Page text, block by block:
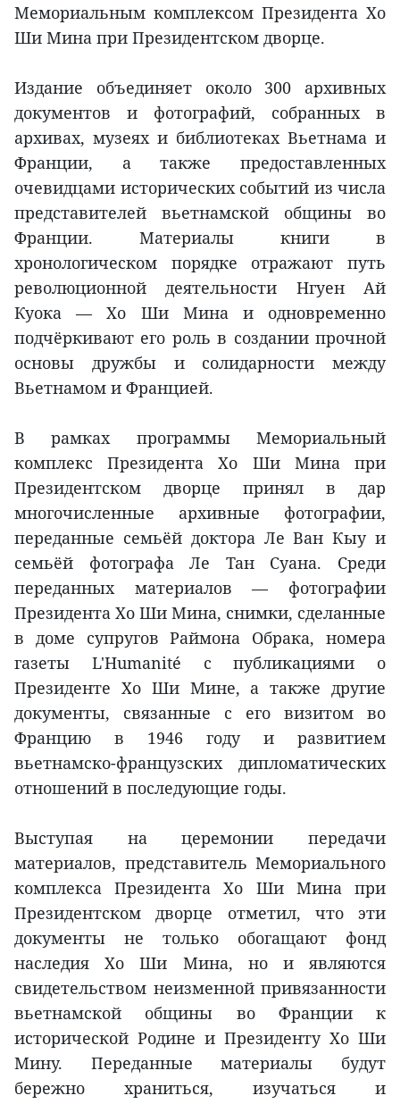
Мемориальным комплексом Президента Хо
Ши Мина при Президентском дворце.
Издание объединяет около 300 архивных
документов и фотографий, собранных в
архивах, музеях и библиотеках Вьетнама и
Франции, а также предоставленных
очевидцами исторических событий из числа
представителей вьетнамской общины во
Франции. Материалы книги в
хронологическом порядке отражают путь
революционной деятельности Нгуен Ай
Куока — Хо Ши Мина и одновременно
подчёркивают его роль в создании прочной
основы дружбы и солидарности между
Вьетнамом и Францией.
В рамках программы Мемориальный
комплекс Президента Хо Ши Мина при
Президентском дворце принял в дар
многочисленные архивные фотографии,
переданные семьёй доктора Ле Ван Кыу и
семьёй фотографа Ле Тан Суана. Среди
переданных материалов — фотографии
Президента Хо Ши Мина, снимки, сделанные
в доме супругов Раймона Обрака, номера
газеты L'Humanité с публикациями о
Президенте Хо Ши Мине, а также другие
документы, связанные с его визитом во
Францию в 1946 году и развитием
вьетнамско-французских дипломатических
отношений в последующие годы.
Выступая на церемонии передачи
материалов, представитель Мемориального
комплекса Президента Хо Ши Мина при
Президентском дворце отметил, что эти
документы не только обогащают фонд
наследия Хо Ши Мина, но и являются
свидетельством неизменной привязанности
вьетнамской общины во Франции к
исторической Родине и Президенту Хо Ши
Мину. Переданные материалы будут
бережно храниться, изучаться и